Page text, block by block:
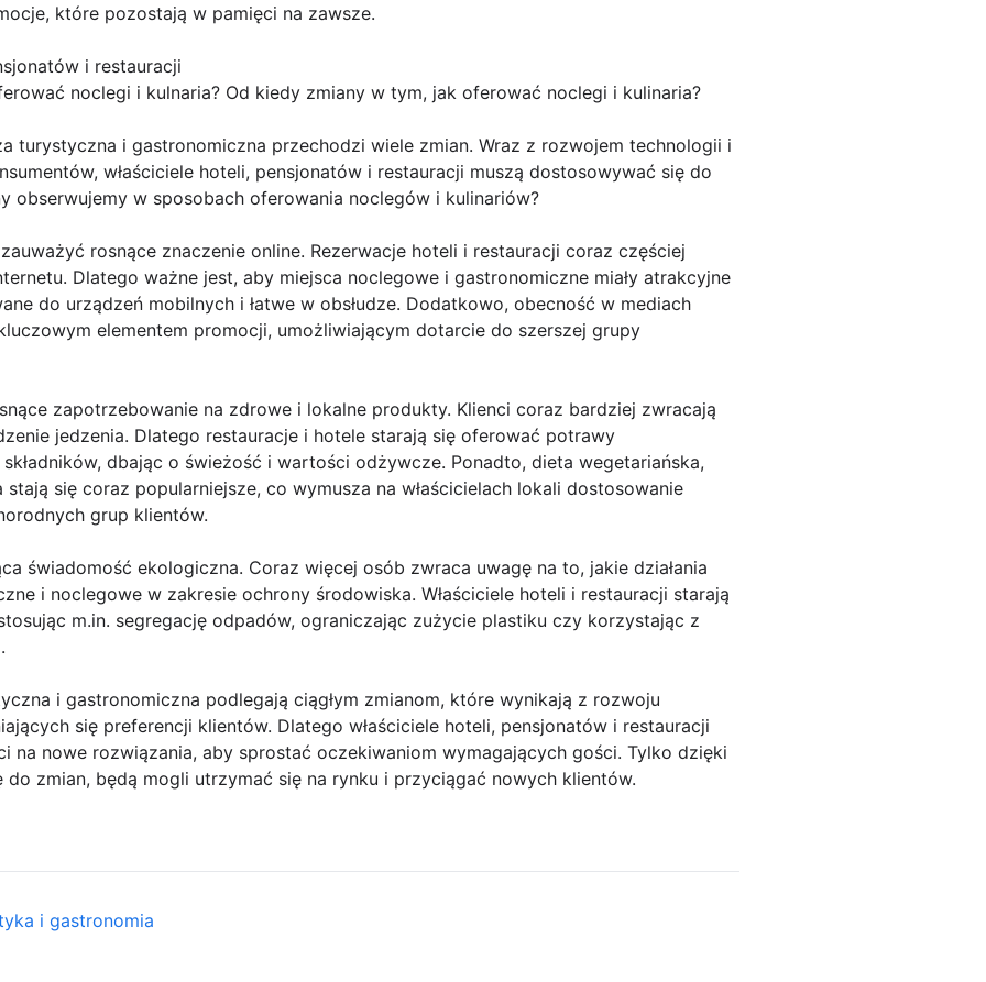
które pozostają w pamięci na zawsze.
i restauracji
noclegi i kulnaria? Od kiedy zmiany w tym, jak oferować noclegi i kulinaria?
turystyczna i gastronomiczna przechodzi wiele zmian. Wraz z rozwojem technologii i
właściciele hoteli, pensjonatów i restauracji muszą dostosowywać się do
obserwujemy w sposobach oferowania noclegów i kulinariów?
rosnące znaczenie online. Rezerwacje hoteli i restauracji coraz częściej
Dlatego ważne jest, aby miejsca noclegowe i gastronomiczne miały atrakcyjne
do urządzeń mobilnych i łatwe w obsłudze. Dodatkowo, obecność w mediach
elementem promocji, umożliwiającym dotarcie do szerszej grupy
zapotrzebowanie na zdrowe i lokalne produkty. Klienci coraz bardziej zwracają
jedzenia. Dlatego restauracje i hotele starają się oferować potrawy
dbając o świeżość i wartości odżywcze. Ponadto, dieta wegetariańska,
się coraz popularniejsze, co wymusza na właścicielach lokali dostosowanie
grup klientów.
świadomość ekologiczna. Coraz więcej osób zwraca uwagę na to, jakie działania
i noclegowe w zakresie ochrony środowiska. Właściciele hoteli i restauracji starają
m.in. segregację odpadów, ograniczając zużycie plastiku czy korzystając z
i gastronomiczna podlegają ciągłym zmianom, które wynikają z rozwoju
się preferencji klientów. Dlatego właściciele hoteli, pensjonatów i restauracji
na nowe rozwiązania, aby sprostać oczekiwaniom wymagających gości. Tylko dzięki
do zmian, będą mogli utrzymać się na rynku i przyciągać nowych klientów.
i gastronomia